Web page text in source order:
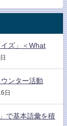
ズ」＜What
ンター活動
日
で基本語彙を積